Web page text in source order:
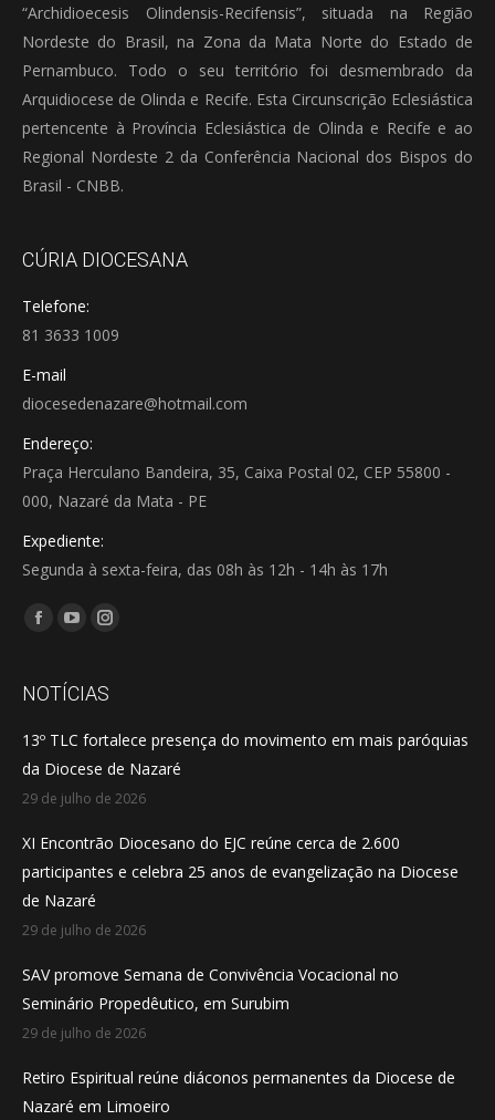
“Archidioecesis Olindensis-Recifensis”, situada na Região
Nordeste do Brasil, na Zona da Mata Norte do Estado de
Pernambuco. Todo o seu território foi desmembrado da
Arquidiocese de Olinda e Recife. Esta Circunscrição Eclesiástica
pertencente à Província Eclesiástica de Olinda e Recife e ao
Regional Nordeste 2 da Conferência Nacional dos Bispos do
Brasil - CNBB.
CÚRIA DIOCESANA
Telefone:
81 3633 1009
E-mail
diocesedenazare@hotmail.com
Endereço:
Praça Herculano Bandeira, 35, Caixa Postal 02, CEP 55800 -
000, Nazaré da Mata - PE
Expediente:
Segunda à sexta-feira, das 08h às 12h - 14h às 17h
Encontre-nos em:
Facebook
opens
new
window
YouTube
opens
new
window
Instagram
opens
new
window
NOTÍCIAS
13º TLC fortalece presença do movimento em mais paróquias
da Diocese de Nazaré
29 de julho de 2026
XI Encontrão Diocesano do EJC reúne cerca de 2.600
participantes e celebra 25 anos de evangelização na Diocese
de Nazaré
29 de julho de 2026
SAV promove Semana de Convivência Vocacional no
Seminário Propedêutico, em Surubim
29 de julho de 2026
Retiro Espiritual reúne diáconos permanentes da Diocese de
Nazaré em Limoeiro